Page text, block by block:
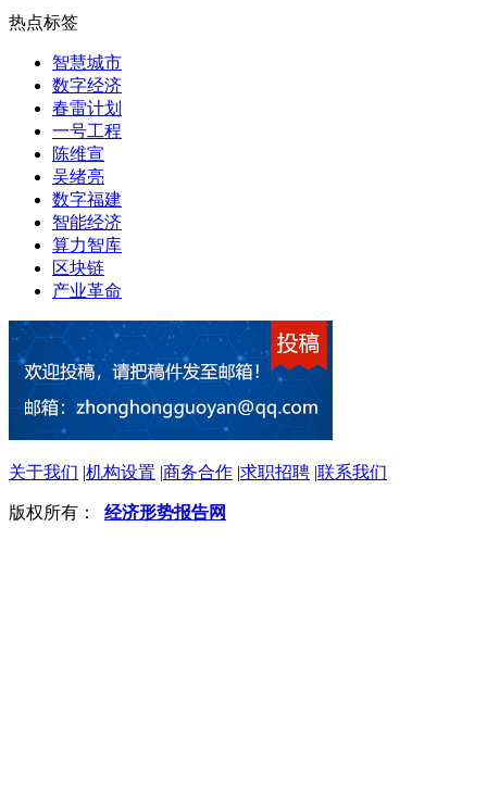
热点标签
智慧城市
数字经济
春雷计划
一号工程
陈维宣
吴绪亮
数字福建
智能经济
算力智库
区块链
产业革命
关于我们 |机构设置 |商务合作 |求职招聘 |联系我们
版权所有： 经济形势报告网